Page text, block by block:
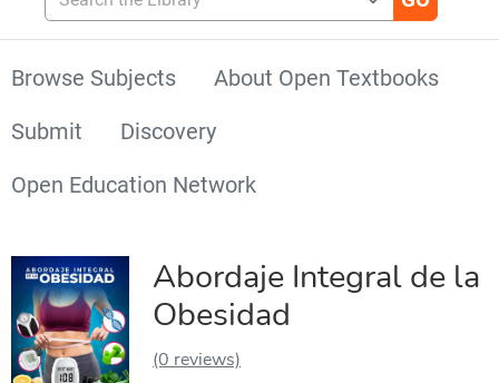
Browse Subjects
About Open Textbooks
Submit
Discovery
Open Education Network
Abordaje Integral de la
Obesidad
(0 reviews)